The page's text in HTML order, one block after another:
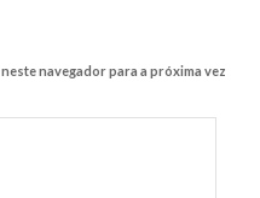
navegador para a próxima vez